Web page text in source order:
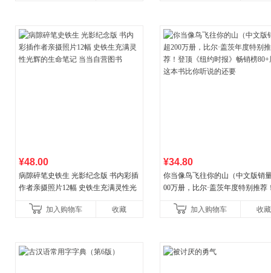
¥48.00
病隙碎笔史铁生 光影纪念版 书内彩插
作者亲摄照片12幅 史铁生充满灵性光
加入购物车
收藏
¥34.80
你当像鸟飞往你的山（中文版销
00万册，比尔·盖茨年度特别推荐
比你听说的还要
加入购物车 收藏